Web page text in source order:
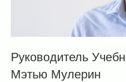
Руководитель
Мэтью Мулерин